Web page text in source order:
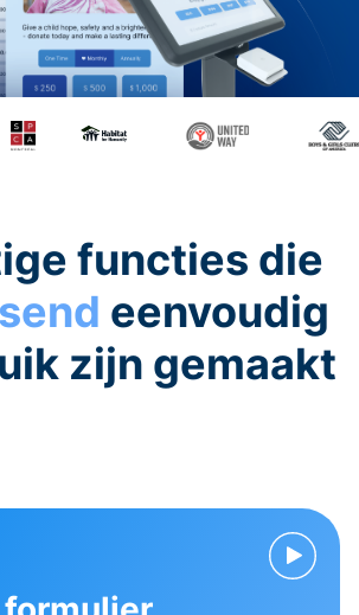
functies die
eenvoudig
zijn gemaakt